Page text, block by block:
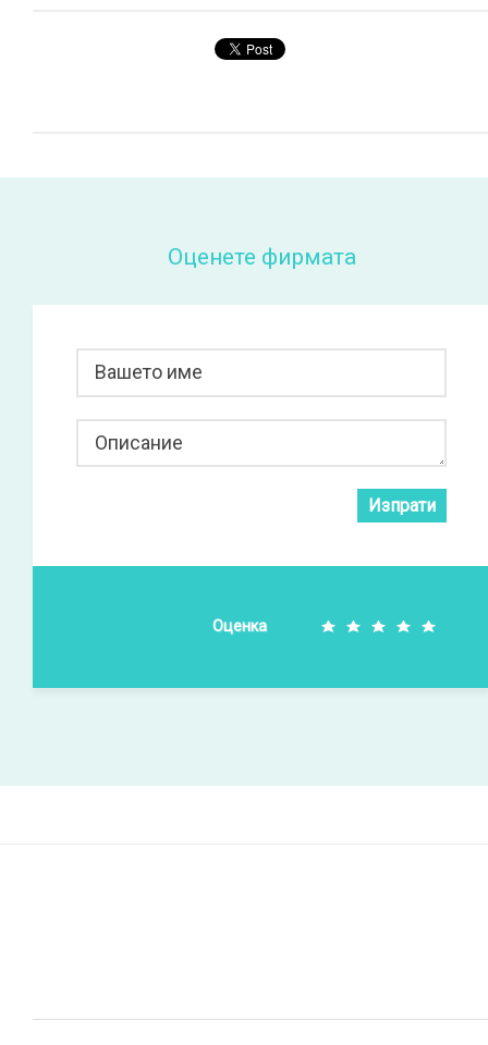
Оценете фирмата
Вашето име
Описание
Изпрати
Оценка